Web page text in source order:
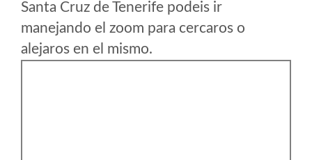
Santa Cruz de Tenerife podeis ir
manejando el zoom para cercaros o
alejaros en el mismo.